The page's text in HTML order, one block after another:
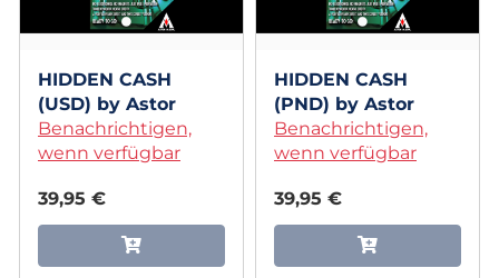
HIDDEN CASH
(USD) by Astor
Benachrichtigen,
wenn verfügbar
39,95 €
HIDDEN CASH
(PND) by Astor
Benachrichtigen,
wenn verfügbar
39,95 €